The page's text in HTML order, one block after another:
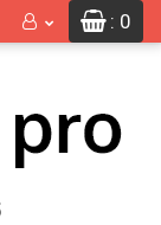
: 0